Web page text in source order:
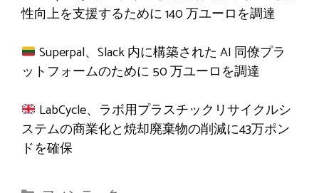
性向上を支援するために 140 万ユーロを調達
Superpal、Slack 内に構築された AI 同僚プラ
ットフォームのために 50 万ユーロを調達
LabCycle、ラボ用プラスチックリサイクルシ
ステムの商業化と焼却廃棄物の削減に43万ポン
ドを確保